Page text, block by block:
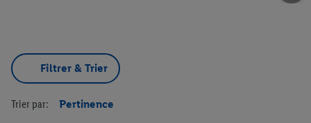
Filtrer & Trier
Trier par: Pertinence